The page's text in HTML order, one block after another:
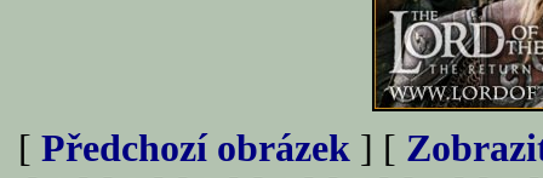
[ Předchozí obrázek ] [